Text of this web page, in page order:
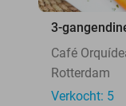
3-
Café
Rotterdam
Verkocht: 5